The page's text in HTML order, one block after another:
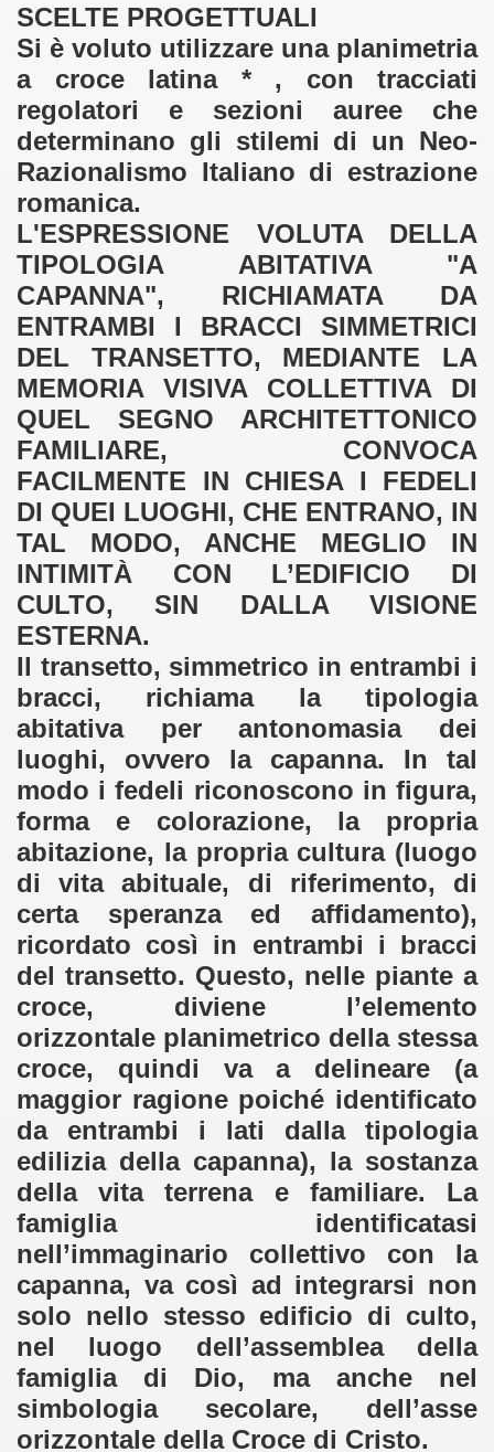
SCELTE PROGETTUALI
Si è voluto utilizzare una planimetria
a croce latina * , con tracciati
regolatori e sezioni auree che
determinano gli stilemi di un Neo-
Razionalismo Italiano di estrazione
romanica.
L'ESPRESSIONE VOLUTA DELLA
TIPOLOGIA ABITATIVA "A
CAPANNA", RICHIAMATA DA
ENTRAMBI I BRACCI SIMMETRICI
DEL TRANSETTO, MEDIANTE LA
MEMORIA VISIVA COLLETTIVA DI
QUEL SEGNO ARCHITETTONICO
FAMILIARE, CONVOCA
FACILMENTE IN CHIESA I FEDELI
DI QUEI LUOGHI, CHE ENTRANO, IN
TAL MODO, ANCHE MEGLIO IN
INTIMITÀ CON L’EDIFICIO DI
CULTO, SIN DALLA VISIONE
ESTERNA.
Il transetto, simmetrico in entrambi i
bracci, richiama la tipologia
abitativa per antonomasia dei
luoghi, ovvero la capanna. In tal
modo i fedeli riconoscono in figura,
forma e colorazione, la propria
abitazione, la propria cultura (luogo
di vita abituale, di riferimento, di
certa speranza ed affidamento),
ricordato così in entrambi i bracci
del transetto. Questo, nelle piante a
croce, diviene l’elemento
orizzontale planimetrico della stessa
croce, quindi va a delineare (a
maggior ragione poiché identificato
da entrambi i lati dalla tipologia
edilizia della capanna), la sostanza
della vita terrena e familiare. La
famiglia identificatasi
nell’immaginario collettivo con la
capanna, va così ad integrarsi non
solo nello stesso edificio di culto,
nel luogo dell’assemblea della
famiglia di Dio, ma anche nel
simbologia secolare, dell’asse
orizzontale della Croce di Cristo.
BATTISTA, Magliano R. (RM), Italy
(della "Colleggiata") Campagnano di Roma (RM), Italy
DEGLI ANGELI, Magliano R. (RM), Italy
Illuminotecnico
Paolo Gioffreda